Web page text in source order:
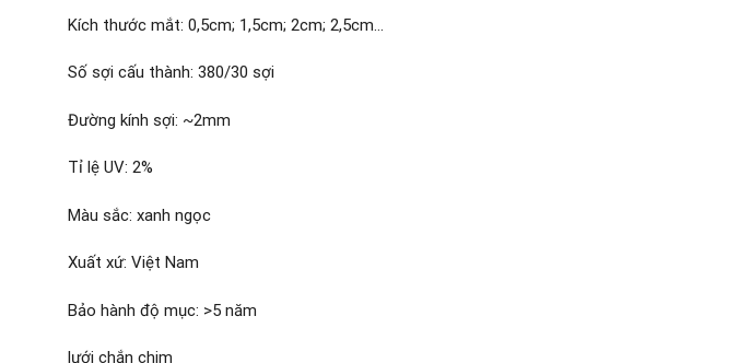
Kích thước mắt: 0,5cm; 1,5cm; 2cm; 2,5cm…
Số sợi cấu thành: 380/30 sợi
Đường kính sợi: ~2mm
Tỉ lệ UV: 2%
Màu sắc: xanh ngọc
Xuất xứ: Việt Nam
Bảo hành độ mục: >5 năm
lưới chắn chim